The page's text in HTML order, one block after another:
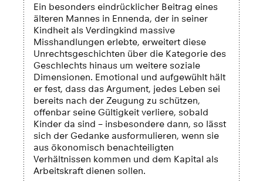
Ein besonders eindrücklicher Beitrag eines
älteren Mannes in Ennenda, der in seiner
Kindheit als Verdingkind massive
Misshandlungen erlebte, erweitert diese
Unrechtsgeschichten über die Kategorie des
Geschlechts hinaus um weitere soziale
Dimensionen. Emotional und aufgewühlt hält
er fest, dass das Argument, jedes Leben sei
bereits nach der Zeugung zu schützen,
offenbar seine Gültigkeit verliere, sobald
Kinder da sind – insbesondere dann, so lässt
sich der Gedanke ausformulieren, wenn sie
aus ökonomisch benachteiligten
Verhältnissen kommen und dem Kapital als
Arbeitskraft dienen sollen.